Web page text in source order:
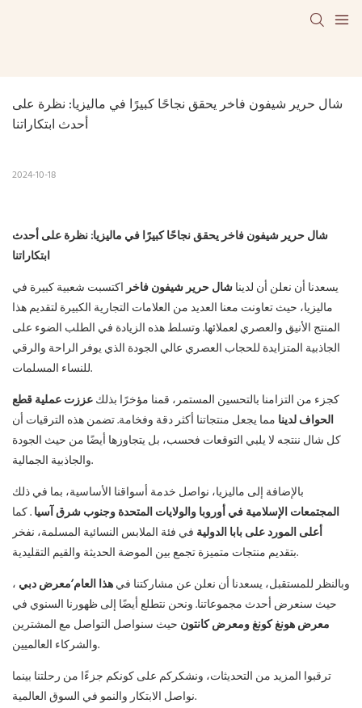
شال حرير شيفون فاخر يحقق نجاحًا كبيرًا في ماليزيا: نظرة على
أحدث ابتكاراتنا
2024-10-18
شال حرير شيفون فاخر يحقق نجاحًا كبيرًا في ماليزيا: نظرة على أحدث
ابتكاراتنا
يسعدنا أن نعلن أن لديناشال حرير شيفون فاخراكتسبت شعبية كبيرة في
ماليزيا، حيث تعاونت معنا العديد من العلامات التجارية الكبيرة لتقديم هذا
المنتج الأنيق والعصري لعملائها. وتسلط هذه الزيادة في الطلب الضوء على
الجاذبية المتزايدة للحجاب العصري عالي الجودة الذي يوفر الراحة والرقي
للنساء المسلمات.
كجزء من التزامنا بالتحسين المستمر، قمنا مؤخرًا بذلكعززت عملية قطع
الحواف لدينا مما يجعل منتجاتنا أكثر دقة وفخامة. تضمن هذه الترقيات أن
كل شال ننتجه لا يلبي التوقعات فحسب، بل يتجاوزها أيضًا من حيث الجودة
والجاذبية الجمالية.
بالإضافة إلى ماليزيا، نواصل خدمة أسواقنا الأساسية، بما في ذلك
المجتمعات الإسلامية في أوروبا والولايات المتحدة وجنوب شرق آسيا. كما
أعلى المورد على بابا الدولية في فئة الملابس النسائية المسلمة، نفخر
بتقديم منتجات متميزة تجمع بين الموضة الحديثة والقيم التقليدية.
وبالنظر للمستقبل، يسعدنا أن نعلن عن مشاركتنا فيهذا العام’معرض دبي ،
حيث سنعرض أحدث مجموعاتنا. ونحن نتطلع أيضًا إلى ظهورنا السنوي في
معرض هونغ كونغ ومعرض كانتون حيث سنواصل التواصل مع المشترين
والشركاء العالميين.
ترقبوا المزيد من التحديثات، ونشكركم على كونكم جزءًا من رحلتنا بينما
نواصل الابتكار والنمو في السوق العالمية.